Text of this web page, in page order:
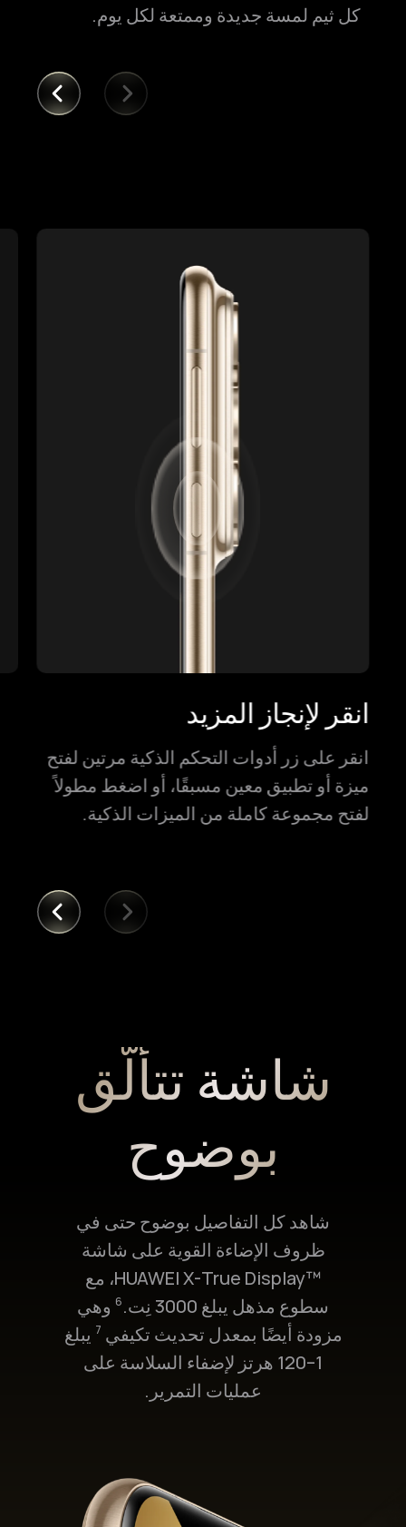
كل ثيم لمسة جديدة وممتعة لكل يوم.
انقر لإنجاز المزيد
انقر على زر أدوات التحكم الذكية مرتين لفتح
ميزة أو تطبيق معين مسبقًا، أو اضغط مطولاً
لفتح مجموعة كاملة من الميزات الذكية.
شاشة تتألّق
بوضوح
شاهد كل التفاصيل بوضوح حتى في
ظروف الإضاءة القوية على شاشة
HUAWEI X-True Display™‎، مع
سطوع مذهل يبلغ 3000 نِت.
6 وهي
مزودة أيضًا بمعدل تحديث تكيفي 7 يبلغ
1–120 هرتز لإضفاء السلاسة على
عمليات التمرير.